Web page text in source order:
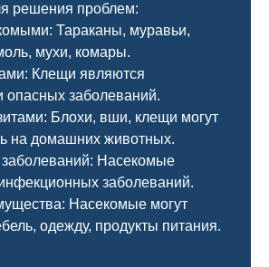
решения проблем:
Тараканы, муравьи,
мухи, комары.
Клещи являются
опасных заболеваний.
Блохи, вши, клещи могут
на домашних животных.
Насекомые
заболеваний.
Насекомые могут
одежду, продукты питания.